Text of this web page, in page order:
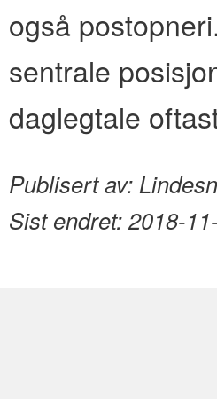
også
sentrale
daglegtale
Publisert av:
Sist endret:2018-